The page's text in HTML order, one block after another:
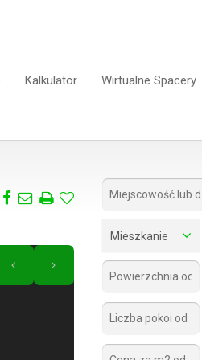
Kalkulator Wirtualne Spacery
Mieszkanie